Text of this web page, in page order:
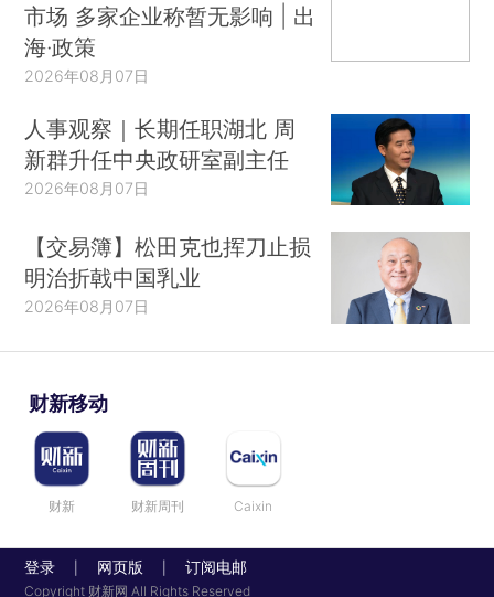
市场 多家企业称暂无影响 | 出
海·政策
2026年08月07日
人事观察｜长期任职湖北 周
新群升任中央政研室副主任
2026年08月07日
【交易簿】松田克也挥刀止损
明治折戟中国乳业
2026年08月07日
财新移动
财新 财新周刊 Caixin
登录 网页版 订阅电邮
Copyright 财新网 All Rights Reserved